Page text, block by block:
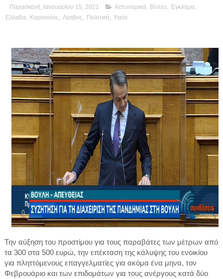
Παρασκευή, Ιανουαρίου 15, 2021 Αστυνομικά, Βίντεο Έγκλημα,
Ελλαδα, Κορονοϊος Λεσβος Πολιτική Υγεία
Την αύξηση του προστίμου για τους παραβάτες των μέτρων από
τα 300 στα 500 ευρώ, την επέκταση της κάλυψης του ενοικίου
για πληττόμενους επαγγελματίες για ακόμα ένα μηνα, τον
Φεβρουάριο και των επιδομάτων για τους ανέργους κατά δύο